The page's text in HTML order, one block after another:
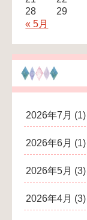
« 5月
28
29
2026年7月 (1)
2026年6月 (1)
2026年5月 (3)
2026年4月 (3)